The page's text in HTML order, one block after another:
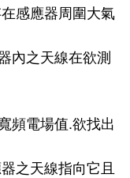
感應器周圍大氣
內之天線在欲測
頻電場值.欲找出
之天線指向它且